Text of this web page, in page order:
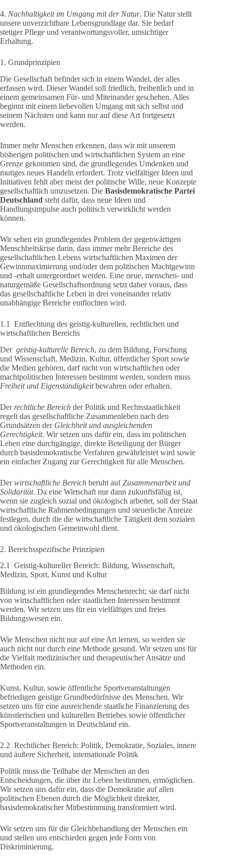
4. Nachhaltigkeit im Umgang mit der Natur. Die Natur stellt
unsere unverzichtbare Lebensgrundlage dar. Sie bedarf
stetiger Pflege und verantwortungsvoller, umsichtiger
Erhaltung.
1. Grundprinzipien
Die Gesellschaft befindet sich in einem Wandel, der alles
erfassen wird. Dieser Wandel soll friedlich, freiheitlich und in
einem gemeinsamen Für- und Miteinander geschehen. Alles
beginnt mit einem liebevollen Umgang mit sich selbst und
seinem Nächsten und kann nur auf diese Art fortgesetzt
werden.
Immer mehr Menschen erkennen, dass wir mit unserem
bisherigen politischen und wirtschaftlichen System an eine
Grenze gekommen sind, die grundlegendes Umdenken und
mutiges neues Handeln erfordert. Trotz vielfältiger Ideen und
Initiativen fehlt aber meist der politische Wille, neue Konzepte
gesellschaftlich umzusetzen. Die Basisdemokratische Partei
Deutschland steht dafür, dass neue Ideen und
Handlungsimpulse auch politisch verwirklicht werden
können.
Wir sehen ein grundlegendes Problem der gegenwärtigen
Menschheitskrise darin, dass immer mehr Bereiche des
gesellschaftlichen Lebens wirtschaftlichen Maximen der
Gewinnmaximierung und/oder dem politischen Machtgewinn
und -erhalt untergeordnet werden. Eine neue, menschen- und
naturgemäße Gesellschaftsordnung setzt daher voraus, dass
das gesellschaftliche Leben in drei voneinander relativ
unabhängige Bereiche entflochten wird.
1.1 Entflechtung des geistig-kulturellen, rechtlichen und
wirtschaftlichen Bereichs
Der geistig-kulturelle Bereich, zu dem Bildung, Forschung
und Wissenschaft, Medizin, Kultur, öffentlicher Sport sowie
die Medien gehören, darf nicht von wirtschaftlichen oder
machtpolitischen Interessen bestimmt werden, sondern muss
Freiheit und Eigenständigkeitbewahren oder erhalten.
Der rechtliche Bereich der Politik und Rechtsstaatlichkeit
regelt das gesellschaftliche Zusammenleben nach den
Grundsätzen der Gleichheit und ausgleichenden
Gerechtigkeit. Wir setzen uns dafür ein, dass im politischen
Leben eine durchgängige, direkte Beteiligung der Bürger
durch basisdemokratische Verfahren gewährleistet wird sowie
ein einfacher Zugang zur Gerechtigkeit für alle Menschen.
Derwirtschaftliche Bereich beruht aufZusammenarbeit und
Solidarität. Da eine Wirtschaft nur dann zukunftsfähig ist,
wenn sie zugleich sozial und ökologisch arbeitet, soll der Staat
wirtschaftliche Rahmenbedingungen und steuerliche Anreize
festlegen, durch die die wirtschaftliche Tätigkeit dem sozialen
und ökologischen Gemeinwohl dient.
2. Bereichsspezifische Prinzipien
2.1 Geistig-kultureller Bereich: Bildung, Wissenschaft,
Medizin, Sport, Kunst und Kultur
Bildung ist ein grundlegendes Menschenrecht; sie darf nicht
von wirtschaftlichen oder staatlichen Interessen bestimmt
werden. Wir setzen uns für ein vielfältiges und freies
Bildungswesen ein.
Wie Menschen nicht nur auf eine Art lernen, so werden sie
auch nicht nur durch eine Methode gesund. Wir setzen uns für
die Vielfalt medizinischer und therapeutischer Ansätze und
Methoden ein.
Kunst, Kultur, sowie öffentliche Sportveranstaltungen
befriedigen geistige Grundbedürfnisse des Menschen. Wir
setzen uns für eine ausreichende staatliche Finanzierung des
künstlerischen und kulturellen Betriebes sowie öffentlicher
Sportveranstaltungen in Deutschland ein.
2.2 Rechtlicher Bereich: Politik, Demokratie, Soziales, innere
und äußere Sicherheit, internationale Politik
Politik muss die Teilhabe der Menschen an den
Entscheidungen, die über ihr Leben bestimmen, ermöglichen.
Wir setzen uns dafür ein, dass die Demokratie auf allen
politischen Ebenen durch die Möglichkeit direkter,
basisdemokratischer Mitbestimmung transformiert wird.
Wir setzen uns für die Gleichbehandlung der Menschen ein
und stellen uns entschieden gegen jede Form von
Diskriminierung.